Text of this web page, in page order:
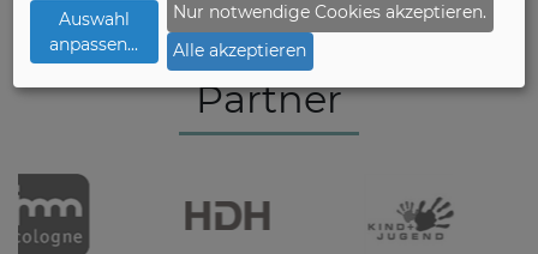
Partner
Auswahl
anpassen...
Nur notwendige Cookies akzeptieren.
Alle akzeptieren